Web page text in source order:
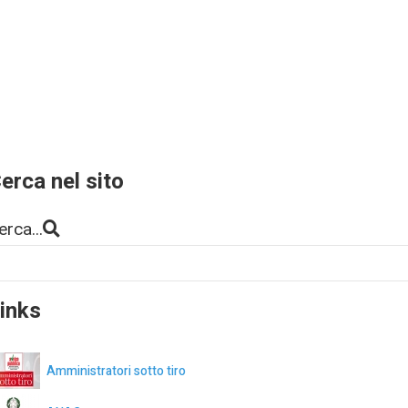
nel sito
Amministratori sotto tiro